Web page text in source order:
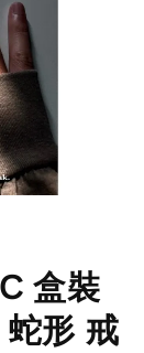
盒裝
形 戒